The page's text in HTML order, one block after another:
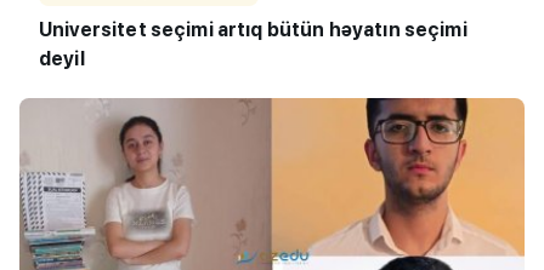
Universitet seçimi artıq bütün həyatın seçimi
deyil